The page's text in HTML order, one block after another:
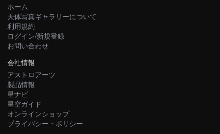
ホーム
天体写真ギャラリーについて
利用規約
ログイン/新規登録
お問い合わせ
会社情報
アストロアーツ
製品情報
星ナビ
星空ガイド
オンラインショップ
プライバシー・ポリシー